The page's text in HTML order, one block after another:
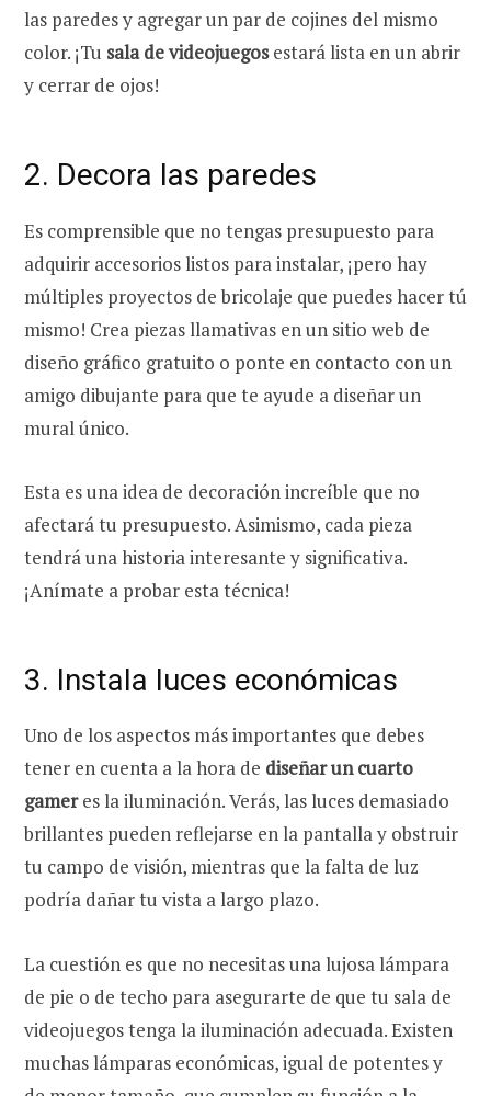
las paredes y agregar un par de cojines del mismo
color. ¡Tu sala de videojuegosestará lista en un abrir
y cerrar de ojos!
2. Decora las paredes
Es comprensible que no tengas presupuesto para
adquirir accesorios listos para instalar, ¡pero hay
múltiples proyectos de bricolaje que puedes hacer tú
mismo! Crea piezas llamativas en un sitio web de
diseño gráfico gratuito o ponte en contacto con un
amigo dibujante para que te ayude a diseñar un
mural único.
Esta es una idea de decoración increíble que no
afectará tu presupuesto. Asimismo, cada pieza
tendrá una historia interesante y significativa.
¡Anímate a probar esta técnica!
3. Instala luces económicas
Uno de los aspectos más importantes que debes
tener en cuenta a la hora de diseñar un cuarto
gameres la iluminación. Verás, las luces demasiado
brillantes pueden reflejarse en la pantalla y obstruir
tu campo de visión, mientras que la falta de luz
podría dañar tu vista a largo plazo.
La cuestión es que no necesitas una lujosa lámpara
de pie o de techo para asegurarte de que tu sala de
videojuegos tenga la iluminación adecuada. Existen
muchas lámparas económicas, igual de potentes y